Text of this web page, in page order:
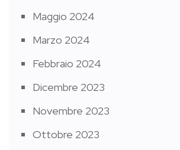
Maggio 2024
Marzo 2024
Febbraio 2024
Dicembre 2023
Novembre 2023
Ottobre 2023